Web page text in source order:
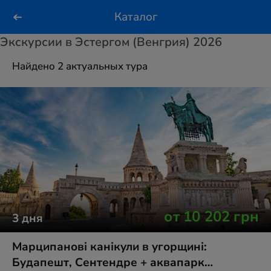
Каталог
Экскурсии в Эстергом (Венгрия) 2026
Найдено 2 актуальных тура
3дня от10 202грн
Марципанові канікули в угорщині:
Будапешт, Сентендре + аквапарк